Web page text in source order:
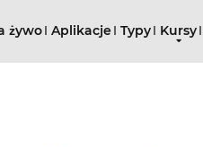
żywo Aplikacje Typy Kursy